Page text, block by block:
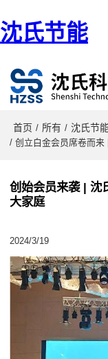
沈氏节能
首页 / 所有 / 沈氏节
/ 创立白金会员席卷而
创始会员来袭 | 沈
大家庭
2024/3/19